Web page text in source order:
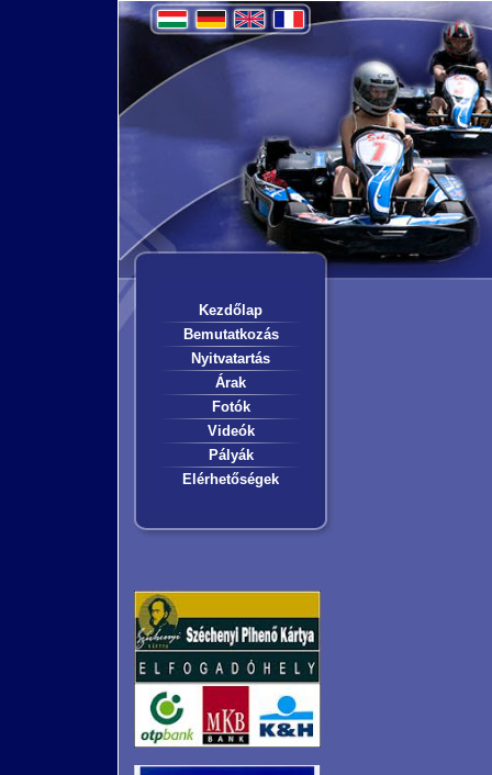
Kezdőlap
Bemutatkozás
Nyitvatartás
Árak
Fotók
Videók
Pályák
Elérhetőségek